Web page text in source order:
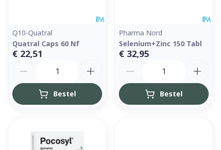
Q10-Quatral
Quatral Caps 60 Nf
€ 22,51
Bestel
Pharma Nord
Selenium+Zinc 150 Tabl
€ 32,95
Bestel